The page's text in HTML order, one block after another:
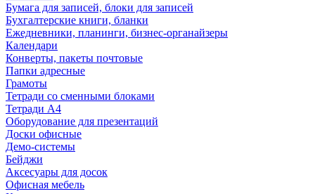
Бумага для записей, блоки для записей
Бухгалтерские книги, бланки
Ежедневники, планинги, бизнес-органайзеры
Календари
Конверты, пакеты почтовые
Папки адресные
Грамоты
Тетради со сменными блоками
Тетради А4
Оборудование для презентаций
Доски офисные
Демо-системы
Бейджи
Аксесуары для досок
Офисная мебель